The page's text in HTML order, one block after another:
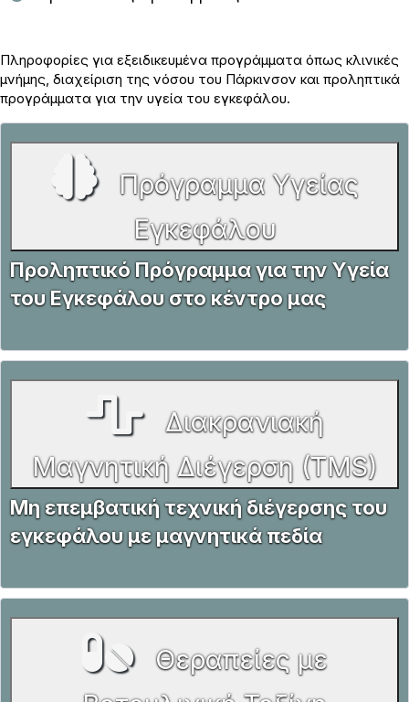
Πληροφορίες για εξειδικευμένα προγράμματα όπως κλινικές
μνήμης, διαχείριση της νόσου του Πάρκινσον και προληπτικά
προγράμματα για την υγεία του εγκεφάλου.
Πρόγραμμα Υγείας
Εγκεφάλου
Προληπτικό Πρόγραμμα για την Υγεία
του Εγκεφάλου στο κέντρο μας
Διακρανιακή
Μαγνητική Διέγερση (TMS)
Μη επεμβατική τεχνική διέγερσης του
εγκεφάλου με μαγνητικά πεδία
Θεραπείες με